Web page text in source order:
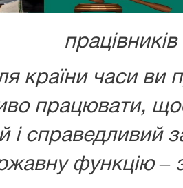
країни часи ви
працювати,
і справедливий
функцію ‒